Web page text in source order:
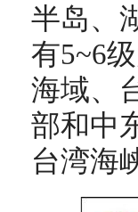
半岛、
有5~6
海域、
部和中
台湾海